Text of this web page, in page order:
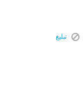
تبليغ